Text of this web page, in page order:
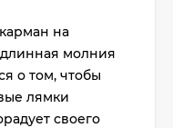
на
молния
о том, чтобы
лямки
своего